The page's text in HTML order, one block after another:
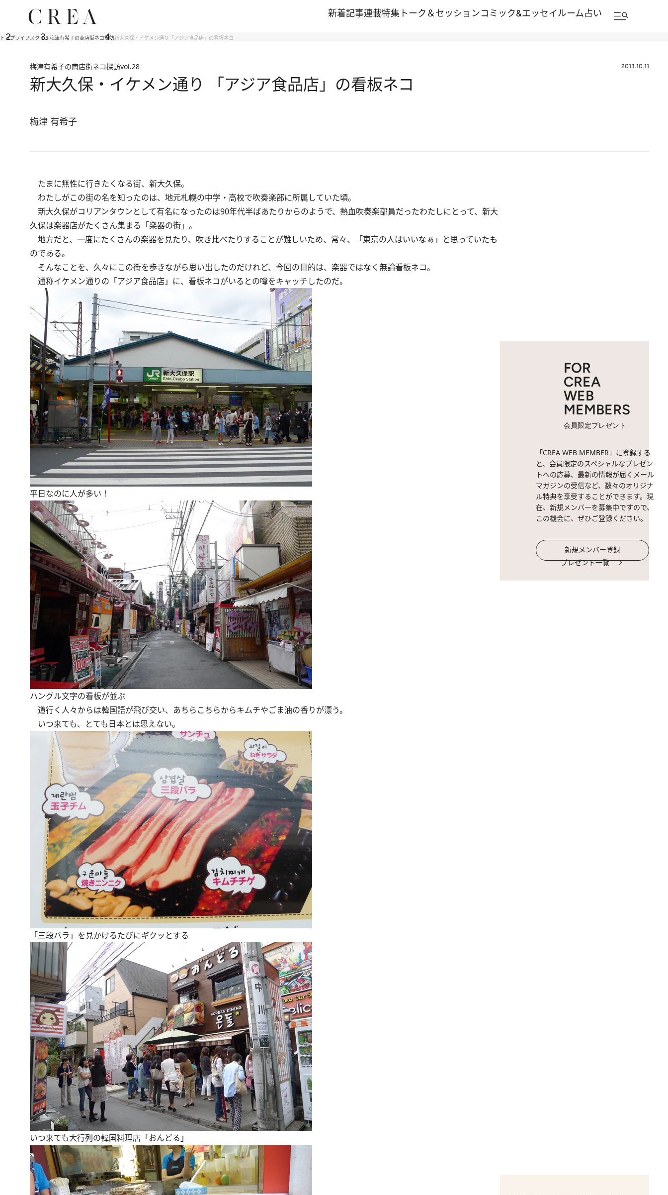
新着記事連載特集 トーク＆セッションコミック&エッセイルーム占い
トップライフスタイル梅津有希子の商店街ネコ探訪新大久保・イケメン通り「アジア食品店」の看板ネコ
梅津有希子の商店街ネコ探訪vol.28 2013.10.11
新大久保・イケメン通り 「アジア食品店」の看板ネコ
梅津 有希子
たまに無性に行きたくなる街、新大久保。
わたしがこの街の名を知ったのは、地元札幌の中学・高校で吹奏楽部に所属していた頃。
新大久保がコリアンタウンとして有名になったのは90年代半ばあたりからのようで、熱血吹奏楽部員だったわたしにとって、新大
久保は楽器店がたくさん集まる「楽器の街」。
地方だと、一度にたくさんの楽器を見たり、吹き比べたりすることが難しいため、常々、「東京の人はいいなぁ」と思っていたも
のである。
そんなことを、久々にこの街を歩きながら思い出したのだけれど、今回の目的は、楽器ではなく無論看板ネコ。
通称イケメン通りの「アジア食品店」に、看板ネコがいるとの噂をキャッチしたのだ。
平日なのに人が多い！
ハングル文字の看板が並ぶ
道行く人々からは韓国語が飛び交い、あちらこちらからキムチやごま油の香りが漂う。
いつ来ても、とても日本とは思えない。
「三段バラ」を見かけるたびにギクッとする
いつ来ても大行列の韓国料理店「おんどる」
FOR
CREA
WEB
MEMBERS
会員限定プレゼント
「CREA WEB MEMBER」に登録する
と、会員限定のスペシャルなプレゼン
トへの応募、最新の情報が届くメール
マガジンの受信など、数々のオリジナ
ル特典を享受することができます。現
在、新規メンバーを募集中ですので、
この機会に、ぜひご登録ください。
新規メンバー登録
プレゼント一覧